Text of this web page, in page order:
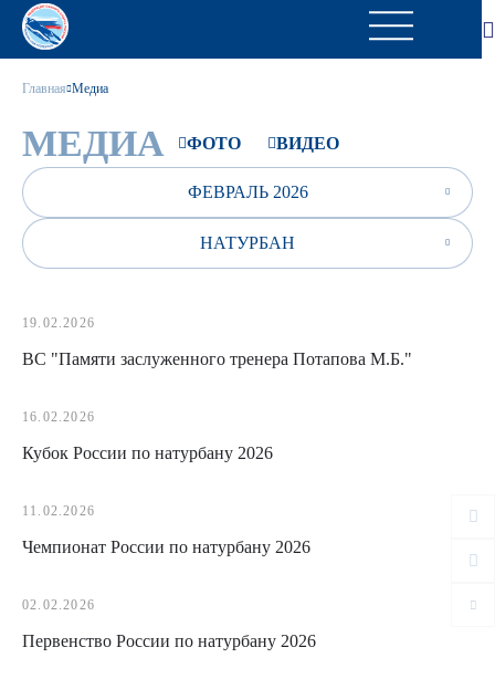
Главная Медиа
МЕДИА ФОТО ВИДЕО
ФЕВРАЛЬ 2026
НАТУРБАН
19.02.2026
ВС "Памяти заслуженного тренера Потапова М.Б."
16.02.2026
Кубок России по натурбану 2026
11.02.2026
Чемпионат России по натурбану 2026
02.02.2026
Первенство России по натурбану 2026